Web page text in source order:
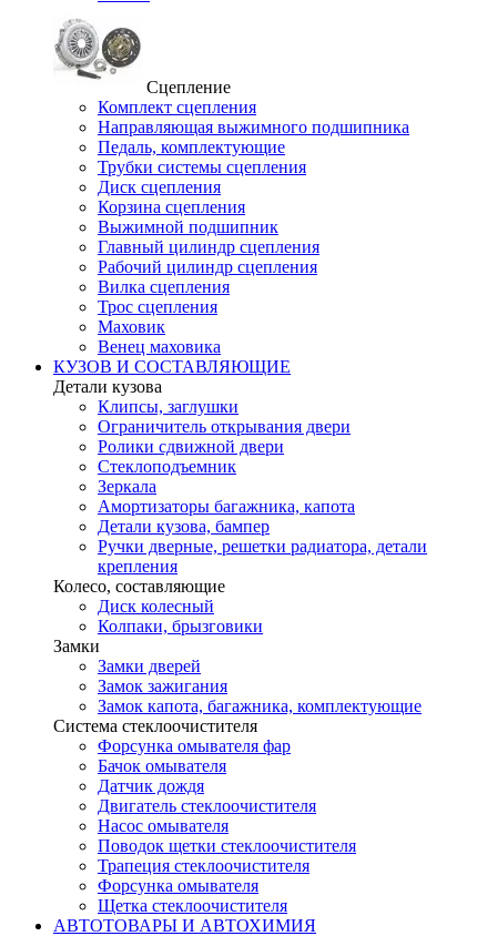
Сцепление
Комплект сцепления
Направляющая выжимного подшипника
Педаль, комплектующие
Трубки системы сцепления
Диск сцепления
Корзина сцепления
Выжимной подшипник
Главный цилиндр сцепления
Рабочий цилиндр сцепления
Вилка сцепления
Трос сцепления
Маховик
Венец маховика
КУЗОВ И СОСТАВЛЯЮЩИЕ
Детали кузова
Клипсы, заглушки
Ограничитель открывания двери
Ролики сдвижной двери
Стеклоподъемник
Зеркала
Амортизаторы багажника, капота
Детали кузова, бампер
Ручки дверные, решетки радиатора, детали
крепления
Колесо, составляющие
Диск колесный
Колпаки, брызговики
Замки
Замки дверей
Замок зажигания
Замок капота, багажника, комплектующие
Система стеклоочистителя
Форсунка омывателя фар
Бачок омывателя
Датчик дождя
Двигатель стеклоочистителя
Насос омывателя
Поводок щетки стеклоочистителя
Трапеция стеклоочистителя
Форсунка омывателя
Щетка стеклоочистителя
АВТОТОВАРЫ И АВТОХИМИЯ